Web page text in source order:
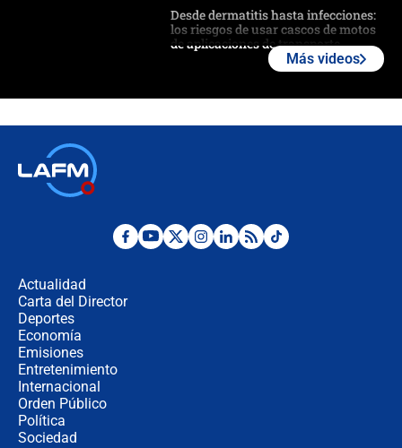
Desde dermatitis hasta infecciones:
los riesgos de usar cascos de motos
de aplicaciones de transporte
Posesión de Abelardo De La Espriella
Más videos
Actualidad
Carta del Director
Deportes
Economía
Emisiones
Entretenimiento
Internacional
Orden Público
Política
Sociedad